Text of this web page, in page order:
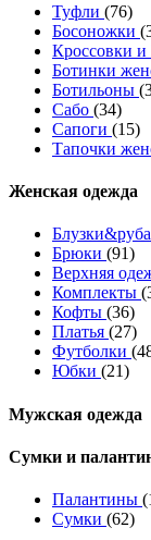
Туфли (76)
Босоножки
Кроссовки
Ботинки
Ботильоны
Сабо (34)
Сапоги (15)
Тапочки
Женская одежда
Брюки (91)
Верхняя
Комплекты
Кофты (36)
Платья (27)
Футболки
Юбки (21)
Мужская одежда
Сумки и
Палантины
Сумки (62)